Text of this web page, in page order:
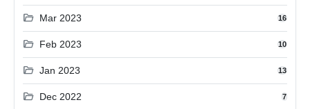
folder_open Mar 2023 16
folder_open Feb 2023 10
folder_open Jan 2023 13
folder_open Dec 2022 7